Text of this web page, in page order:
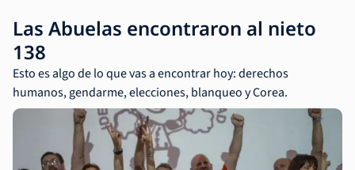
Las Abuelas encontraron al nieto
138
Esto es algo de lo que vas a encontrar hoy: derechos
humanos, gendarme, elecciones, blanqueo y Corea.